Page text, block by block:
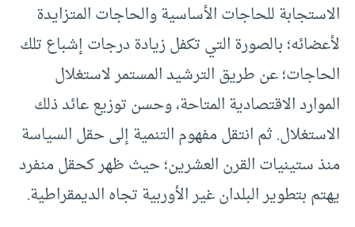
الاستجابة للحاجات الأساسية والحاجات المتزايدة
لأعضائه؛ بالصورة التي تكفل زيادة درجات إشباع تلك
الحاجات؛ عن طريق الترشيد المستمر لاستغلال
الموارد الاقتصادية المتاحة، وحسن توزيع عائد ذلك
الاستغلال. ثم انتقل مفهوم التنمية إلى حقل السياسة
منذ ستينيات القرن العشرين؛ حيث ظهر كحقل منفرد
يهتم بتطوير البلدان غير الأوربية تجاه الديمقراطية.